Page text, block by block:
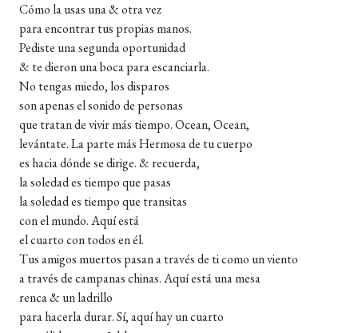
Cómo la usas una & otra vez
para encontrar tus propias manos.
Pediste una segunda oportunidad
& te dieron una boca para escanciarla.
No tengas miedo, los disparos
son apenas el sonido de personas
que tratan de vivir más tiempo. Ocean, Ocean,
levántate. La parte más Hermosa de tu cuerpo
es hacia dónde se dirige. & recuerda,
la soledad es tiempo que pasas
la soledad es tiempo que transitas
con el mundo. Aquí está
el cuarto con todos en él.
Tus amigos muertos pasan a través de ti como un viento
a través de campanas chinas. Aquí está una mesa
renca & un ladrillo
para hacerla durar. Sí, aquí hay un cuarto